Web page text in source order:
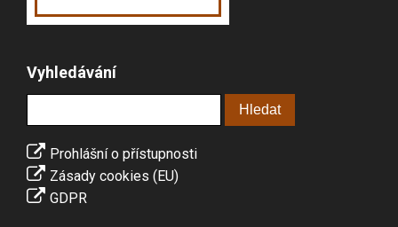
Vyhledávání
Prohlášní o přístupnosti
Zásady cookies (EU)
GDPR